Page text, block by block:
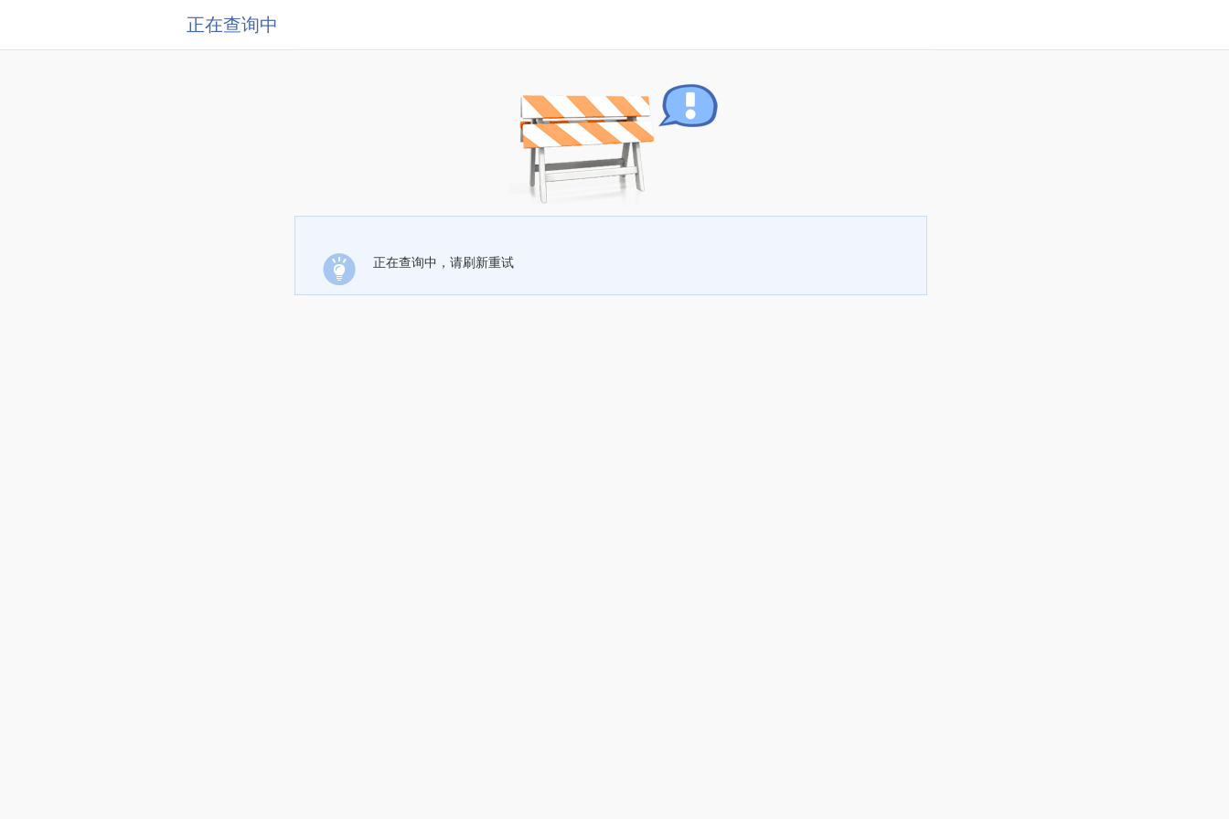
正在查询中
正在查询中，请刷新重试